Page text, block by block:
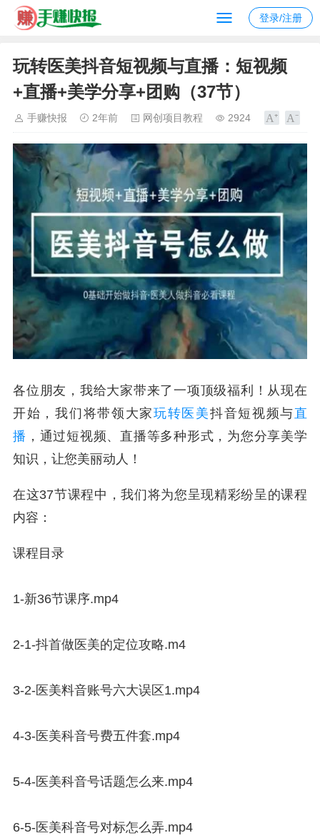
登录/注册
玩转医美抖音短视频与直播：短视频
+直播+美学分享+团购（37节）
手赚快报 2年前 网创项目教程 2924
各位朋友，我给大家带来了一项顶级福利！从现在
开始，我们将带领大家玩转 医美抖音短视频与直
播 ，通过短视频、直播等多种形式，为您分享美学
知识，让您美丽动人！
在这37节课程中，我们将为您呈现精彩纷呈的课程
内容：
课程目录
1-新36节课序.mp4
2-1-抖首做医美的定位攻略.m4
3-2-医美料音账号六大误区1.mp4
4-3-医美科音号费五件套.mp4
5-4-医美科音号话题怎么来.mp4
6-5-医美科音号对标怎么弄.mp4